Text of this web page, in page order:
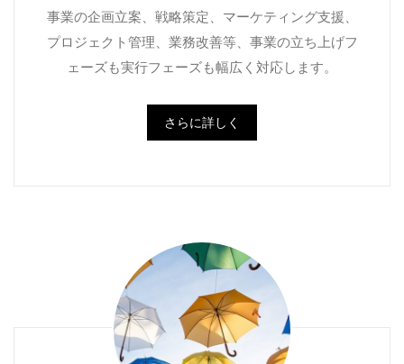
事業の企画立案、戦略策定、マーケティング支援、
プロジェクト管理、業務改善等、事業の立ち上げフ
ェーズも実行フェーズも幅広く対応します。
さらに詳しく